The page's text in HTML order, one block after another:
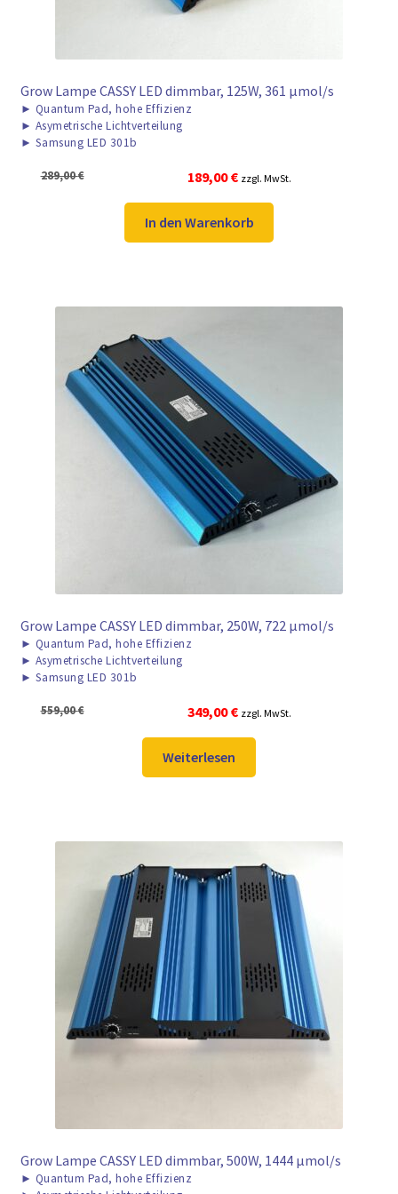
Grow Lampe CASSY LED dimmbar, 125W, 361 μmol/s
► Quantum Pad, hohe Effizienz
► Asymetrische Lichtverteilung
► Samsung LED 301b
289,00€
Ursprünglicher
Preis
war:
289,00 €
189,00€Aktueller
Preis
ist:
189,00 €.
zzgl. MwSt.
In den Warenkorb
Grow Lampe CASSY LED dimmbar, 250W, 722 μmol/s
► Quantum Pad, hohe Effizienz
► Asymetrische Lichtverteilung
► Samsung LED 301b
559,00€
Ursprünglicher
Preis
war:
559,00 €
349,00€Aktueller
Preis
349,00 €.
zzgl. MwSt.
Weiterlesen
Grow Lampe CASSY LED dimmbar, 500W, 1444 μmol/s
► Quantum Pad, hohe Effizienz